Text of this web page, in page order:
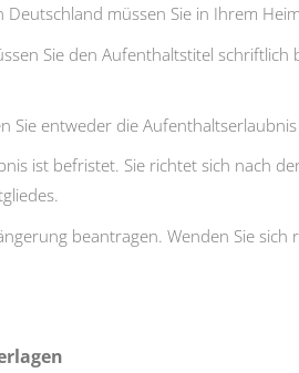
Deutschland müssen Sie in Ihrem
Sie den Aufenthaltstitel schriftlich
Sie entweder die
ist befristet. Sie richtet sich nach
beantragen. Wenden Sie sich